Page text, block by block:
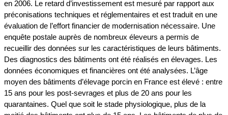
en 2006. Le retard d’investissement est mesuré par rapport aux
préconisations techniques et réglementaires et est traduit en une
évaluation de l’effort financier de modernisation nécessaire. Une
enquête postale auprès de nombreux éleveurs a permis de
recueillir des données sur les caractéristiques de leurs bâtiments.
Des diagnostics des bâtiments ont été réalisés en élevages. Les
données économiques et financières ont été analysées. L’âge
moyen des bâtiments d’élevage porcin en France est élevé : entre
15 ans pour les post-sevrages et plus de 20 ans pour les
quarantaines. Quel que soit le stade physiologique, plus de la